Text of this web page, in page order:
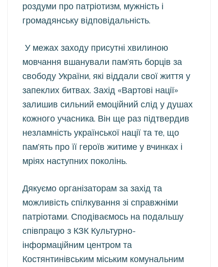
роздуми про патріотизм, мужність і
громадянську відповідальність.
У межах заходу присутні хвилиною
мовчання вшанували пам’ять борців за
свободу України, які віддали свої життя у
запеклих битвах. Захід «Вартові нації»
залишив сильний емоційний слід у душах
кожного учасника. Він ще раз підтвердив
незламність української нації та те, що
пам’ять про її героїв житиме у вчинках і
мріях наступних поколінь.
Дякуємо організаторам за захід та
можливість спілкування зі справжніми
патріотами. Сподіваємось на подальшу
співпрацю з КЗК Культурно-
інформаційним центром та
Костянтинівським міським комунальним